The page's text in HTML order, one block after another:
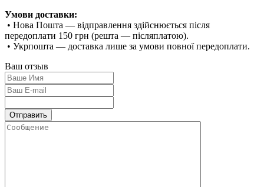
Умови доставки:
• Нова Пошта — відправлення здійснюється після
передоплати 150 грн (решта — післяплатою).
• Укрпошта — доставка лише за умови повної передоплати.
Ваш отзыв